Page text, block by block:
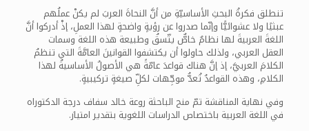
تنطلق فكرةُ البحثِ الأساسيّةِ من أنَّ النحاةَ العربَ لم يكنْ عملُهم
عبثيًا ولا عشوائيًّا وإنّما صدروا عن رؤيةٍ واضحةٍ لهذا العملِ، إذْ أدركوا أنَّ
اللغةَ العربيةَ لها نظامٌ خاصٌّ يتّسقُ وطبيعة هذه اللغة وسمات
العقل العربي، ولذلك حاولوا أن يكتشفوا القوانينَ العامَّةَ التي تنظمُ
الكلامَ العربيَّ، إذ إنَّ هناك قواعدَ عامّةً هي الأصولُ الأساسيةُ لهذا
الكلامِ، وهذه القواعدُ تُعدُّ موجِّهات لكلِّ صيغةٍ تركيبيةٍ.
وفي نهاية المناقشة تمّ منح الباحثة روعة خالد سفاف درجة الدكتوراه
في اللغة العربية باختصاص الدراسات اللغوية بتقدير امتياز.